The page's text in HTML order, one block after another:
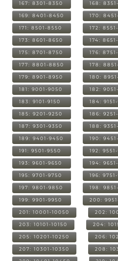
167: 8301-8350 168:
169: 8401-8450 170:
171: 8501-8550 172:
173: 8601-8650 174:
175: 8701-8750 176:
177: 8801-8850 178:
179: 8901-8950 180:
181: 9001-9050 182:
183: 9101-9150 184:
185: 9201-9250 186:
187: 9301-9350 188:
189: 9401-9450 190:
191: 9501-9550 192:
193: 9601-9650 194:
195: 9701-9750 196:
197: 9801-9850 198:
199: 9901-9950 200:
201: 10001-10050 202:
203: 10101-10150 204:
205: 10201-10250 206:
207: 10301-10350 208: